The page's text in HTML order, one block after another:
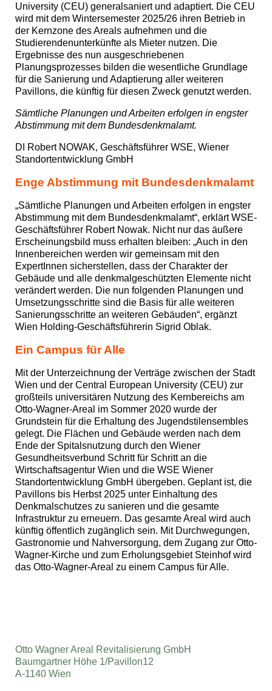
University (CEU) generalsaniert und adaptiert. Die CEU
wird mit dem Wintersemester 2025/26 ihren Betrieb in
der Kernzone des Areals aufnehmen und die
Studierendenunterkünfte als Mieter nutzen. Die
Ergebnisse des nun ausgeschriebenen
Planungsprozesses bilden die wesentliche Grundlage
für die Sanierung und Adaptierung aller weiteren
Pavillons, die künftig für diesen Zweck genutzt werden.
Sämtliche Planungen und Arbeiten erfolgen in engster
Abstimmung mit dem Bundesdenkmalamt.
DI Robert NOWAK, Geschäftsführer WSE, Wiener
Standortentwicklung GmbH
Enge Abstimmung mit Bundesdenkmalamt
„Sämtliche Planungen und Arbeiten erfolgen in engster
Abstimmung mit dem Bundesdenkmalamt“, erklärt WSE-
Geschäftsführer Robert Nowak. Nicht nur das äußere
Erscheinungsbild muss erhalten bleiben: „Auch in den
Innenbereichen werden wir gemeinsam mit den
ExpertInnen sicherstellen, dass der Charakter der
Gebäude und alle denkmalgeschützten Elemente nicht
verändert werden. Die nun folgenden Planungen und
Umsetzungsschritte sind die Basis für alle weiteren
Sanierungsschritte an weiteren Gebäuden“, ergänzt
Wien Holding-Geschäftsführerin Sigrid Oblak.
Ein Campus für Alle
Mit der Unterzeichnung der Verträge zwischen der Stadt
Wien und der Central European University (CEU) zur
großteils universitären Nutzung des Kernbereichs am
Otto-Wagner-Areal im Sommer 2020 wurde der
Grundstein für die Erhaltung des Jugendstilensembles
gelegt. Die Flächen und Gebäude werden nach dem
Ende der Spitalsnutzung durch den Wiener
Gesundheitsverbund Schritt für Schritt an die
Wirtschaftsagentur Wien und die WSE Wiener
Standortentwicklung GmbH übergeben. Geplant ist, die
Pavillons bis Herbst 2025 unter Einhaltung des
Denkmalschutzes zu sanieren und die gesamte
Infrastruktur zu erneuern. Das gesamte Areal wird auch
künftig öffentlich zugänglich sein. Mit Durchwegungen,
Gastronomie und Nahversorgung, dem Zugang zur Otto-
Wagner-Kirche und zum Erholungsgebiet Steinhof wird
das Otto-Wagner-Areal zu einem Campus für Alle.
Otto Wagner Areal Revitalisierung GmbH
Baumgartner Höhe 1/Pavillon12
A-1140 Wien